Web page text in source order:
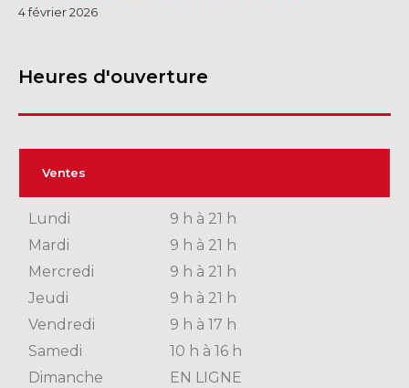
4 février 2026
Heures d'ouverture
Ventes
Lundi
9 h à 21 h
Mardi
9 h à 21 h
Mercredi
9 h à 21 h
Jeudi
9 h à 21 h
Vendredi
9 h à 17 h
Samedi
10 h à 16 h
Dimanche
EN LIGNE